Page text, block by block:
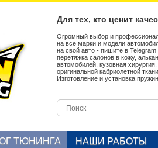
Для тех, кто ценит
Огромный выбор и
на все марки и модели
на свой авто - пишите в
перетяжка салонов в кожу,
автомобилей, кузовная
оригинальной кабриолетной
Изготовление и установка
ТЮНИНГА НАШИ РАБОТЫ